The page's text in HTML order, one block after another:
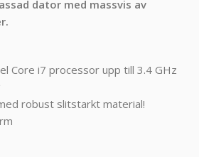
dator med massvis av
Core i7 processor upp till 3.4 GHz
robust slitstarkt material!